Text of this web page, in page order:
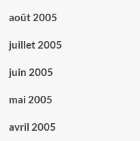
août 2005
juillet 2005
juin 2005
mai 2005
avril 2005